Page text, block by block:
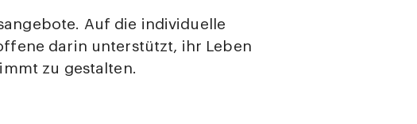
Auf die individuelle
darin unterstützt, ihr Leben
zu gestalten.